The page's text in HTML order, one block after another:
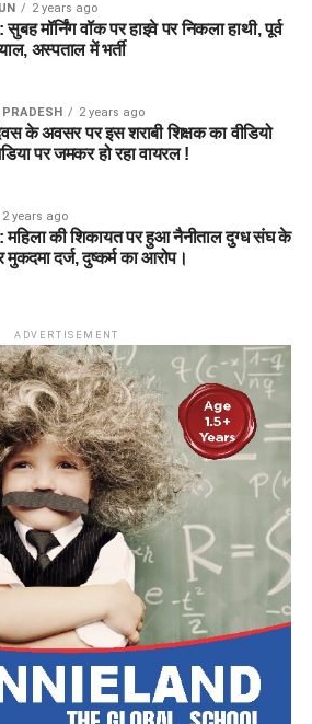
2 years ago
मॉर्निंग वॉक पर हाइवे पर निकला हाथी, पूर्व
अस्पताल में भर्ती
2 years ago
के अवसर पर इस शराबी शिक्षक का वीडियो
पर जमकर हो रहा वायरल !
2 years ago
की शिकायत पर हुआ नैनीताल दुग्ध संघ के
मुकदमा दर्ज, दुष्कर्म का आरोप।
ADVERTISEMENT